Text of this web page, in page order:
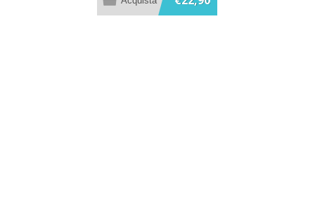
granuli a rapida dissoluzione rende il